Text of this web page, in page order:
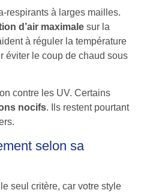
respirants à larges mailles.
d’air maximale sur la
à réguler la température
éviter le coup de chaud sous
contre les UV. Certains
nocifs. Ils restent pourtant
selon sa
seul critère, car votre style